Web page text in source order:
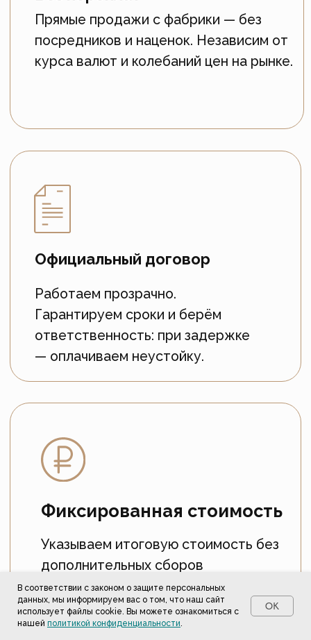
В соответствии с законом о защите персональных
данных, мы информируем вас о том, что наш сайт
использует файлы cookie. Вы можете ознакомиться с
нашей политикой конфиденциальности.
OK